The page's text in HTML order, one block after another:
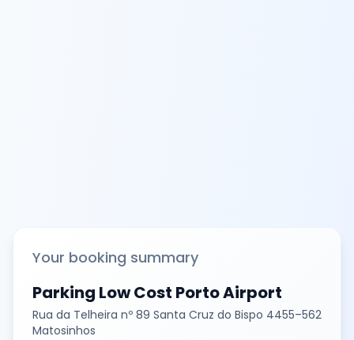
Your booking summary
Parking Low Cost Porto Airport
Rua da Telheira nº 89 Santa Cruz do Bispo 4455–562
Matosinhos